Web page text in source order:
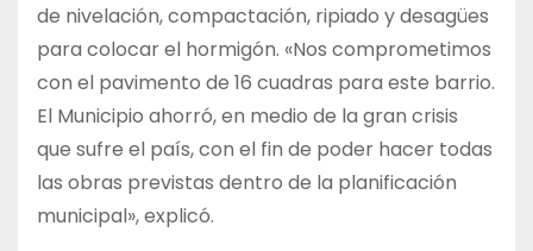
de nivelación, compactación, ripiado y desagües
para colocar el hormigón. «Nos comprometimos
con el pavimento de 16 cuadras para este barrio.
El Municipio ahorró, en medio de la gran crisis
que sufre el país, con el fin de poder hacer todas
las obras previstas dentro de la planificación
municipal», explicó.